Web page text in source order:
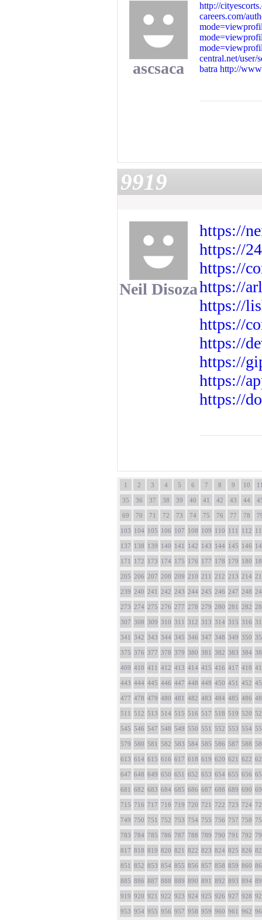
ascsaca
http://
careers.com/
central.net/user/
batra http://
9919
Neil Disoza
https://
https://
https://
https://
https://
https://
https://
https://
https://
https://
1 2 3 4 5 6 7 8 9 10
35 36 37 38 39 40 41 42 43 44
69 70 71 72 73 74 75 76 77 78
103 104 105 106 107 108 109 110 111 112
137 138 139 140 141 142 143 144 145 146
171 172 173 174 175 176 177 178 179 180
205 206 207 208 209 210 211 212 213 214
239 240 241 242 243 244 245 246 247 248
273 274 275 276 277 278 279 280 281 282
307 308 309 310 311 312 313 314 315 316
341 342 343 344 345 346 347 348 349 350
375 376 377 378 379 380 381 382 383 384
409 410 411 412 413 414 415 416 417 418
443 444 445 446 447 448 449 450 451 452
477 478 479 480 481 482 483 484 485 486
511 512 513 514 515 516 517 518 519 520
545 546 547 548 549 550 551 552 553 554
579 580 581 582 583 584 585 586 587 588
613 614 615 616 617 618 619 620 621 622
647 648 649 650 651 652 653 654 655 656
681 682 683 684 685 686 687 688 689 690
715 716 717 718 719 720 721 722 723 724
749 750 751 752 753 754 755 756 757 758
783 784 785 786 787 788 789 790 791 792
817 818 819 820 821 822 823 824 825 826
851 852 853 854 855 856 857 858 859 860
885 886 887 888 889 890 891 892 893 894
919 920 921 922 923 924 925 926 927 928
953 954 955 956 957 958 959 960 961 962